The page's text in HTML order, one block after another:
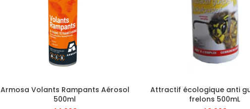
Armosa Volants Rampants Aérosol
500ml
Attractif écologique anti
frelons 500mL